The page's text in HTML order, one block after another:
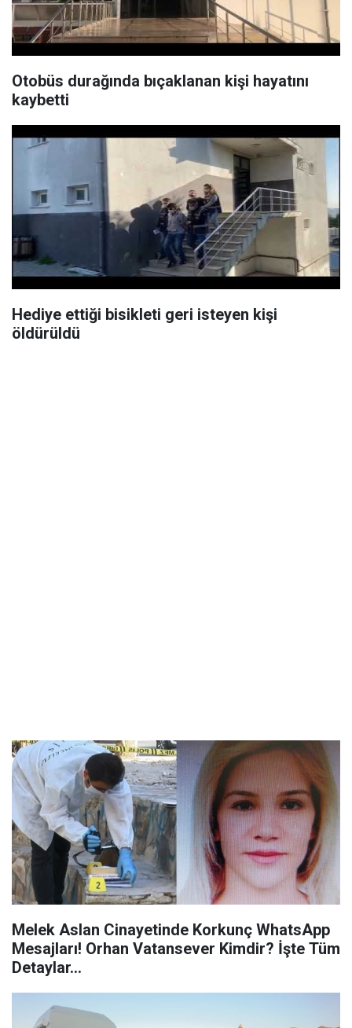
Otobüs durağında bıçaklanan kişi hayatını
kaybetti
Hediye ettiği bisikleti geri isteyen kişi
öldürüldü
Melek Aslan Cinayetinde Korkunç WhatsApp
Mesajları! Orhan Vatansever Kimdir? İşte Tüm
Detaylar...